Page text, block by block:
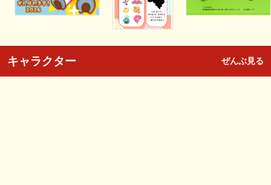
キャラクター ぜんぶ見る